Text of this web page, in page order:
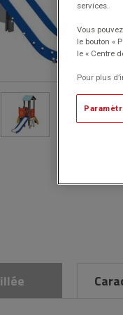
services.
Vous
le bouton «
le « Centre
Pour plus